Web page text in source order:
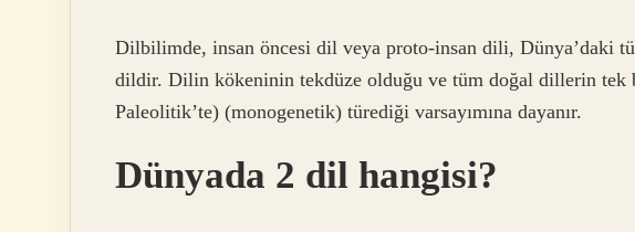
Dilbilimde, insan öncesi dil veya proto-insan dili, Dünya’daki
dildir. Dilin kökeninin tekdüze olduğu ve tüm doğal dillerin tek
Paleolitik’te) (monogenetik) türediği varsayımına dayanır.
Dünyada 2 dil hangisi?